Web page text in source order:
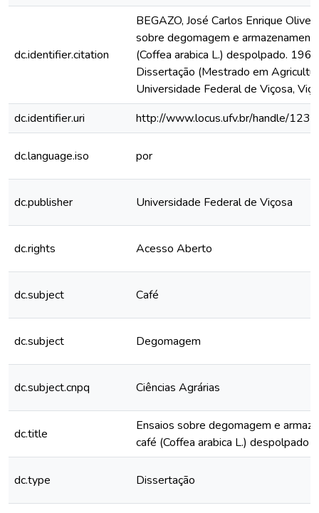
dc.identifier.citation
BEGAZO, José Carlos Enrique
sobre degomagem e
(Coffea arabica L.) despolpado.
Dissertação (Mestrado em
Universidade Federal de Viçosa,
dc.identifier.uri
http://www.locus.ufv.br/handle/
dc.language.iso por
dc.publisher Universidade Federal de Viçosa
dc.rights Acesso Aberto
dc.subject Café
dc.subject Degomagem
dc.subject.cnpq Ciências Agrárias
dc.title
Ensaios sobre degomagem e
café (Coffea arabica L.) despolpado
dc.type Dissertação